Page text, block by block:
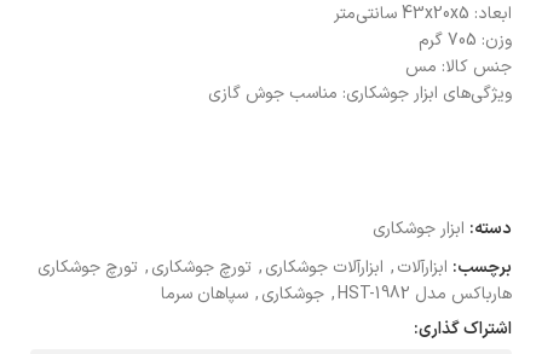
ابعاد: 43x20x5 سانتی‌متر
وزن: 705 گرم
جنس کالا: مس
ویژگی‌های ابزار جوشکاری: مناسب جوش گازی
دسته: ابزار جوشکاری
برچسب: ابزارآلات, ابزارآلات جوشکاری, تورچ جوشکاری, تورچ جوشکاری
هارباکس مدل HST-1982
, جوشکاری, سپاهان سرما
اشتراک گذاری: